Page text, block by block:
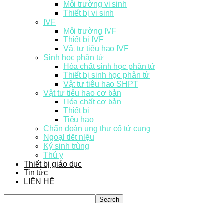
Môi trường vi sinh
Thiết bị vi sinh
IVF
Môi trường IVF
Thiết bị IVF
Vật tư tiêu hao IVF
Sinh học phân tử
Hóa chất sinh học phân tử
Thiết bị sinh học phân tử
Vật tư tiêu hao SHPT
Vật tư tiêu hao cơ bản
Hóa chất cơ bản
Thiết bị
Tiêu hao
Chẩn đoán ung thư cổ tử cung
Ngoại tiết niệu
Ký sinh trùng
Thú y
Thiết bị giáo dục
Tin tức
LIÊN HỆ